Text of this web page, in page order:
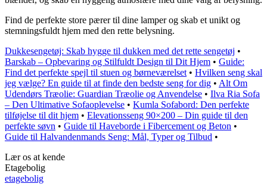
Find de perfekte store pærer til dine lamper og skab et unikt og
stemningsfuldt hjem med den rette belysning.
Dukkesengetøj: Skab hygge til dukken med det rette sengetøj •
Barskab – Opbevaring og Stilfuldt Design til Dit Hjem • Guide:
Find det perfekte spejl til stuen og børneværelset • Hvilken seng skal
jeg vælge? En guide til at finde den bedste seng for dig • Alt Om
Udendørs Træolie: Guardian Træolie og Anvendelse • Ilva Ria Sofa
– Den Ultimative Sofaoplevelse • Kumla Sofabord: Den perfekte
tilføjelse til dit hjem • Elevationsseng 90×200 – Din guide til den
perfekte søvn • Guide til Haveborde i Fibercement og Beton •
Guide til Halvandenmands Seng: Mål, Typer og Tilbud •
Lær os at kende
Etagebolig
etagebolig